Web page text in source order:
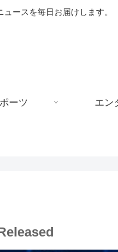
ースを毎日お届けします。
ーツ エン